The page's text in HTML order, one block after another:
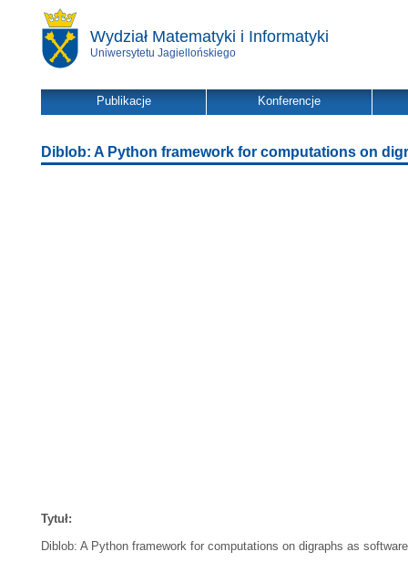
Wydział Matematyki i Informatyki
Uniwersytetu Jagiellońskiego
Publikacje Konferencje
Diblob: A Python framework for computations on
Tytuł:
Diblob: A Python framework for computations on digraphs as